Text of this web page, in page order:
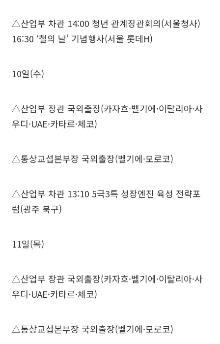
△산업부 차관 14:00 청년 관계장관회의(서울청사)
16:30 ‘철의 날’ 기념행사(서울 롯데H)
10일(수)
△산업부 장관 국외출장(카자흐·벨기에·이탈리아·사
우디·UAE·카타르·체코)
△통상교섭본부장 국외출장(벨기에·모로코)
△산업부 차관 13:10 5극3특 성장엔진 육성 전략포
럼(광주 북구)
11일(목)
△산업부 장관 국외출장(카자흐·벨기에·이탈리아·사
우디·UAE·카타르·체코)
△통상교섭본부장 국외출장(벨기에·모로코)